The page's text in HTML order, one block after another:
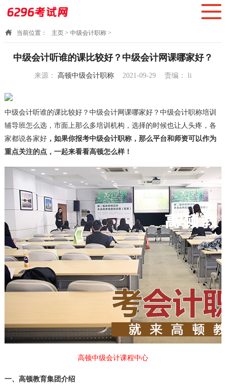
当前位置： 主页> 中级会计职称>
中级会计听谁的课比较好？中级会计网课哪家好？
来源： 高顿中级会计职称
2021-09-29
责编： li
中级会计听谁的课比较好？中级会计网课哪家好？中级会计职称培训
辅导班怎么选，市面上那么多培训机构，选择的时候也让人头疼，各
家都说各家好，如果你报考中级会计职称，那么平台和师资可以作为
重点关注的点，一起来看看高顿怎么样！
高顿中级会计课程中心
一、高顿教育集团介绍